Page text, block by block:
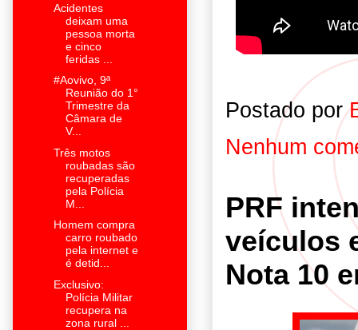
Postado por
Nenhum
PRF
veículos
Nota 10
Acidentes
deixam uma
pessoa morta
e cinco
feridas ...
#Aovivo, 9ª
Reunião do 1°
Trimestre da
Câmara de
V...
Três motos
roubadas são
recuperadas
pela Polícia
M...
Homem compra
carro roubado
pela internet e
é detid...
Exclusivo:
Polícia Militar
recupera na
zona rural ...